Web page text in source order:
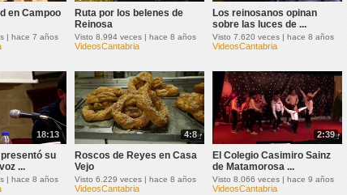
en Campoo
| hace 7 años
Ruta por los belenes de
Reinosa
Visto 8.994 veces | hace 8 años
VideosCantabria
Los reinosanos opinan
sobre las luces de ...
Visto 7.620 veces | hace 8 años
VideosCantabria
18:13
su
...
| hace 8 años
4:8
Roscos de Reyes en Casa
Vejo
Visto 6.229 veces | hace 8 años
VideosCantabria
2:39
El Colegio Casimiro Sainz
de Matamorosa ...
Visto 8.066 veces | hace 9 años
VideosCantabria